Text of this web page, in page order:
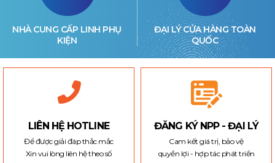
NHÀ CUNG CẤP LINH PHỤ
KIỆN
ĐẠI LÝ CỬA HÀNG TOÀN
QUỐC
LIÊN HỆ HOTLINE
Để được giải đáp thắc mắc
Xin vui lòng liên hệ theo số
ĐĂNG KÝ NPP - ĐẠI LÝ
Cam kết giá trị, bảo vệ
quyền lợi - hợp tác phát triển